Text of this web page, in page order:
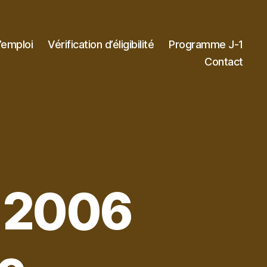
Vérification d’éligibilité
Programme J-1
Contact
2006